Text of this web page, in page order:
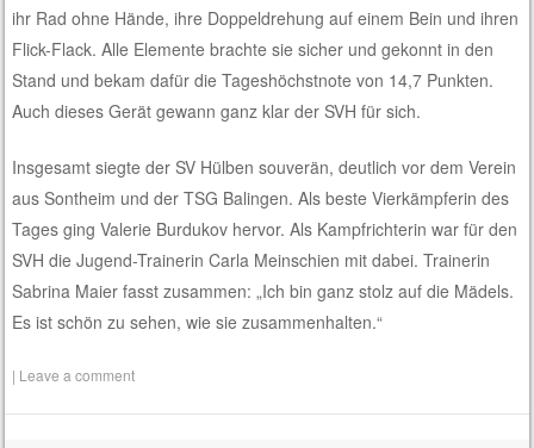
ihr Rad ohne Hände, ihre Doppeldrehung auf einem Bein und ihren
Flick-Flack. Alle Elemente brachte sie sicher und gekonnt in den
Stand und bekam dafür die Tageshöchstnote von 14,7 Punkten.
Auch dieses Gerät gewann ganz klar der SVH für sich.
Insgesamt siegte der SV Hülben souverän, deutlich vor dem Verein
aus Sontheim und der TSG Balingen. Als beste Vierkämpferin des
Tages ging Valerie Burdukov hervor. Als Kampfrichterin war für den
SVH die Jugend-Trainerin Carla Meinschien mit dabei. Trainerin
Sabrina Maier fasst zusammen: „Ich bin ganz stolz auf die Mädels.
Es ist schön zu sehen, wie sie zusammenhalten.“
| Leave a comment